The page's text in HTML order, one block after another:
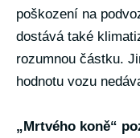
poškození na
dostává také
rozumnou částku.
hodnotu vozu
„Mrtvého koně“